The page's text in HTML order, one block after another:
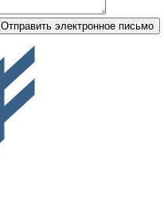
Отправить электронное письмо